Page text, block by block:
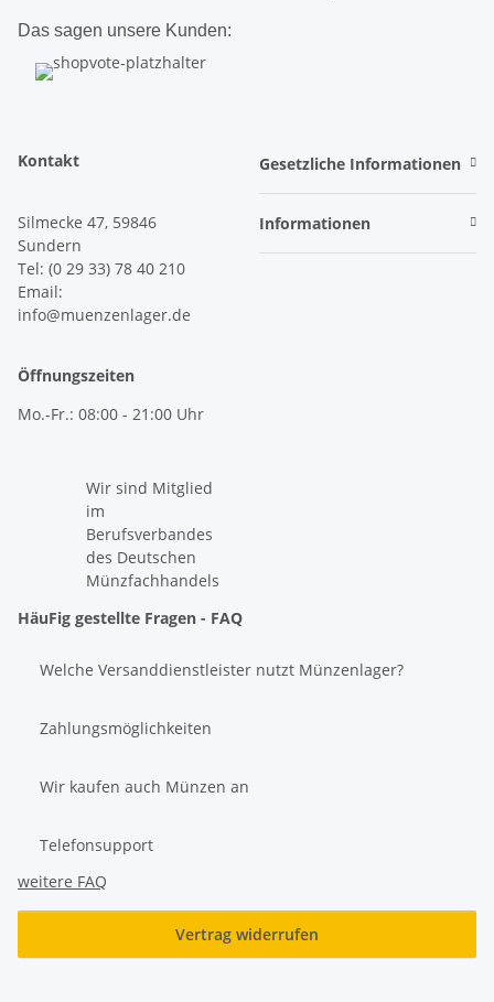
Das sagen unsere Kunden:
Kontakt
Silmecke 47, 59846
Sundern
Tel: (0 29 33) 78 40 210
Email:
info@muenzenlager.de
Öffnungszeiten
Mo.-Fr.: 08:00 - 21:00 Uhr
Wir sind Mitglied
im
Berufsverbandes
des Deutschen
Münzfachhandels
Gesetzliche Informationen
Informationen
HäuFig gestellte Fragen - FAQ
Welche Versanddienstleister nutzt Münzenlager?
Zahlungsmöglichkeiten
Wir kaufen auch Münzen an
Telefonsupport
weitere FAQ
Vertrag widerrufen